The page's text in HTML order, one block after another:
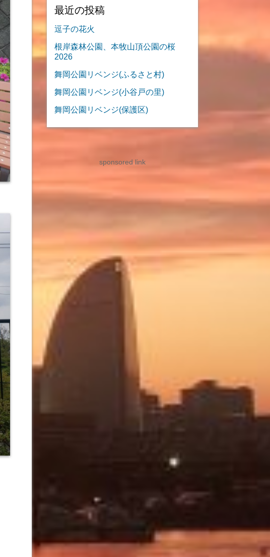
最近の投稿
逗子の花火
根岸森林公園、本牧山頂公園の桜
2026
舞岡公園リベンジ(ふるさと村)
舞岡公園リベンジ(小谷戸の里)
舞岡公園リベンジ(保護区)
sponsored link